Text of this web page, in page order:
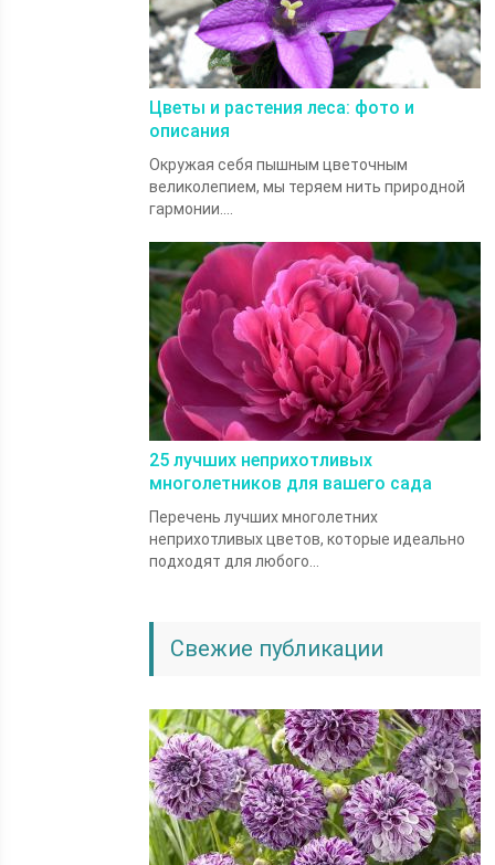
Цветы и растения леса: фото и
описания
Окружая себя пышным цветочным
великолепием, мы теряем нить природной
гармонии....
25 лучших неприхотливых
многолетников для вашего сада
Перечень лучших многолетних
неприхотливых цветов, которые идеально
подходят для любого...
Свежие публикации